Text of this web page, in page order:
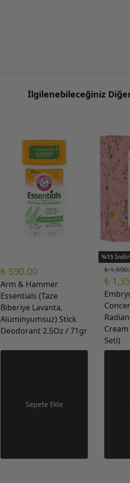
İlgilenebileceğiniz
₺ 590.00
Arm & Hammer
Essentials (Taze
Biberiye Lavanta,
Alüminyumsuz) Stick
Deodorant 2.5Oz / 71gr
Sepete Ekle
%15
₺
₺
Cream
Seti)